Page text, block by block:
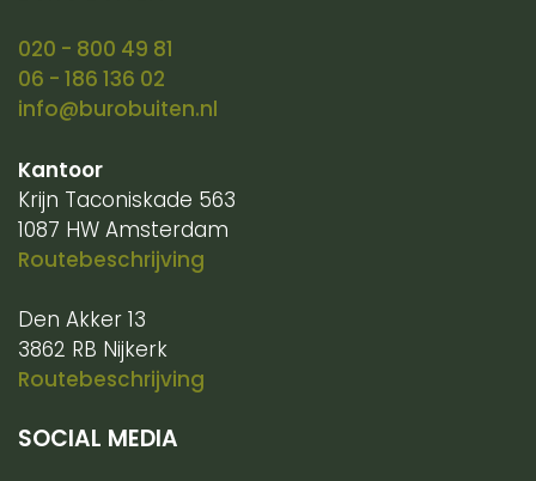
020 - 800 49 81
06 - 186 136 02
info@burobuiten.nl
Kantoor
Krijn Taconiskade 563
1087 HW Amsterdam
Routebeschrijving
Den Akker 13
3862 RB Nijkerk
Routebeschrijving
SOCIAL MEDIA